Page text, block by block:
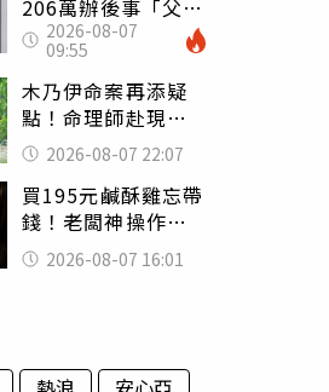
206萬辦後事「父子
遭判刑」 律師：
搶錢先下手是罪
2026-08-07
09:55
木乃伊命案再添疑
點！命理師赴現場
遇天候驟變 驚
喊：死者還有冤屈
2026-08-07 22:07
買195元鹹酥雞忘帶
錢！老闆神操作
「倒找5元」 全網
看哭：這就是台灣
2026-08-07 16:01